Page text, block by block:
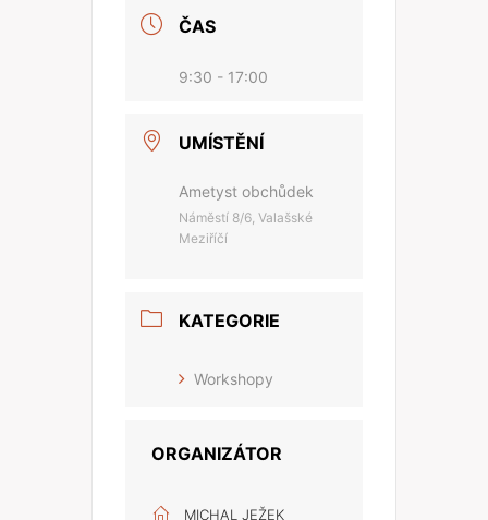
ČAS
9:30 - 17:00
UMÍSTĚNÍ
Ametyst obchůdek
Náměstí 8/6, Valašské
Meziříčí
KATEGORIE
Workshopy
ORGANIZÁTOR
MICHAL JEŽEK